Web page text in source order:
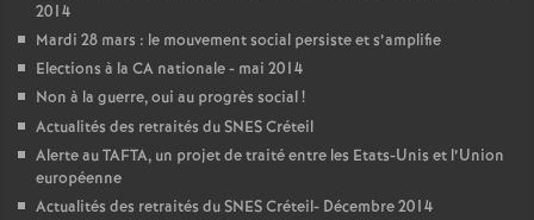
2014
Mardi 28 mars : le mouvement social persiste et s’amplifie
Elections à la CA nationale - mai 2014
Non à la guerre, oui au progrès social!
Actualités des retraités duSNESCréteil
Alerte auTAFTA, un projet de traité entre les Etats-Unis et l’Union
européenne
Actualités des retraités duSNESCréteil- Décembre 2014